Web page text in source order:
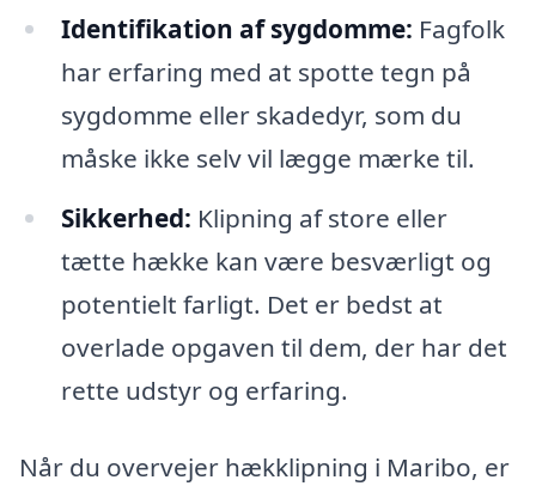
Identifikation af sygdomme: Fagfolk
har erfaring med at spotte tegn på
sygdomme eller skadedyr, som du
måske ikke selv vil lægge mærke til.
Sikkerhed: Klipning af store eller
tætte hække kan være besværligt og
potentielt farligt. Det er bedst at
overlade opgaven til dem, der har det
rette udstyr og erfaring.
Når du overvejer hækklipning i Maribo, er